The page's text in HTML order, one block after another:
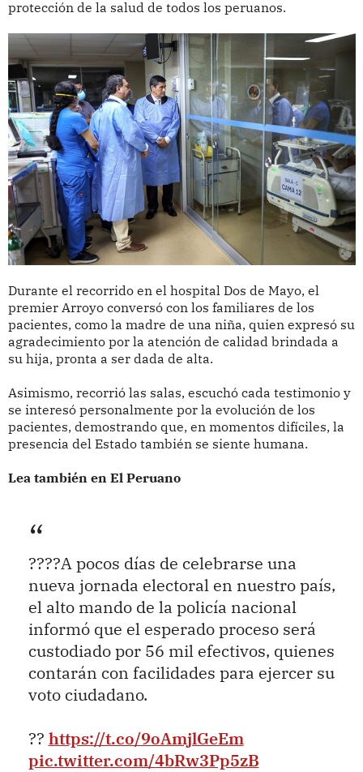
protección de la salud de todos los peruanos.
Durante el recorrido en el hospital Dos de Mayo, el
premier Arroyo conversó con los familiares de los
pacientes, como la madre de una niña, quien expresó su
agradecimiento por la atención de calidad brindada a
su hija, pronta a ser dada de alta.
Asimismo, recorrió las salas, escuchó cada testimonio y
se interesó personalmente por la evolución de los
pacientes, demostrando que, en momentos difíciles, la
presencia del Estado también se siente humana.
Lea también en El Peruano
????A pocos días de celebrarse una
nueva jornada electoral en nuestro país,
el alto mando de la policía nacional
informó que el esperado proceso será
custodiado por 56 mil efectivos, quienes
contarán con facilidades para ejercer su
voto ciudadano.
?? https://t.co/9oAmjlGeEm
pic.twitter.com/4bRw3Pp5zB